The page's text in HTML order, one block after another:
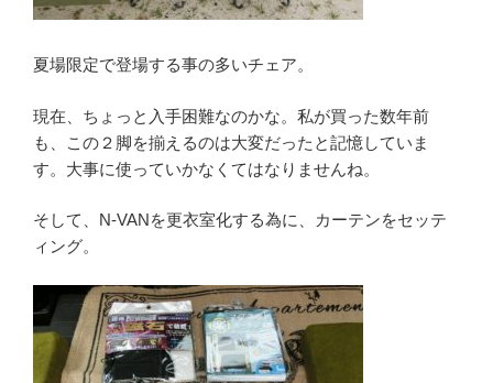
夏場限定で登場する事の多いチェア。
現在、ちょっと入手困難なのかな。私が買った数年前
も、この２脚を揃えるのは大変だったと記憶していま
す。大事に使っていかなくてはなりませんね。
そして、N-VANを更衣室化する為に、カーテンをセッテ
ィング。